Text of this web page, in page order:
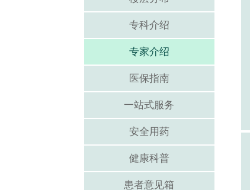
专科介绍
专家介绍
医保指南
一站式服务
安全用药
健康科普
患者意见箱